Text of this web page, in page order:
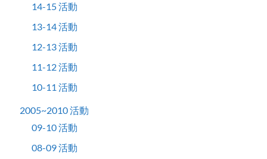
14-15 活動
13-14 活動
12-13 活動
11-12 活動
10-11 活動
2005~2010 活動
09-10 活動
08-09 活動